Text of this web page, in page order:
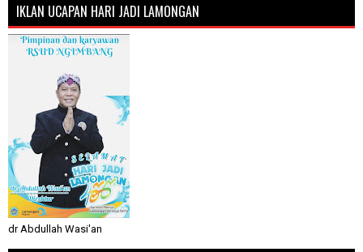
IKLAN UCAPAN HARI JADI LAMONGAN
dr Abdullah Wasi'an